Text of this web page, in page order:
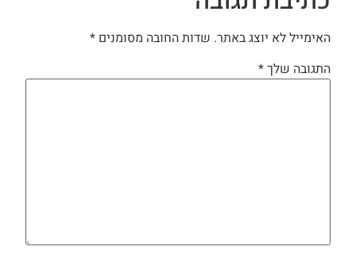
האימייל לא יוצג באתר. שדות החובה מסומנים *
התגובה שלך*